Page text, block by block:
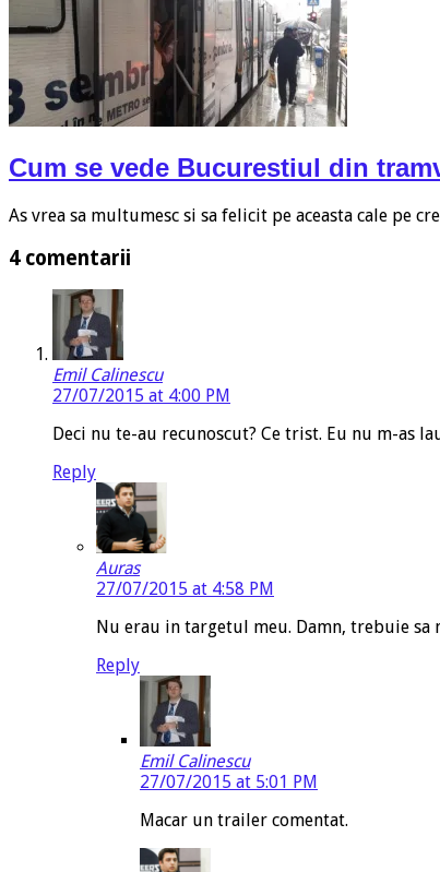
Cum se vede Bucurestiul din
As vrea sa multumesc si sa felicit pe aceasta cale pe
4 comentarii
Emil Calinescu
27/07/2015 at 4:00 PM
Deci nu te-au recunoscut? Ce trist. Eu nu m-as
Reply
Auras
27/07/2015 at 4:58 PM
Nu erau in targetul meu. Damn, trebuie sa
Reply
Emil Calinescu
27/07/2015 at 5:01 PM
Macar un trailer comentat.